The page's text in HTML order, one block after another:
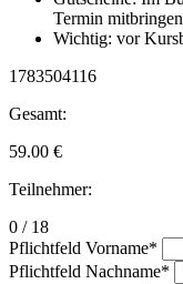
Termin
Wichtig: vor
1783504116
Gesamt:
59.00 €
Teilnehmer:
0 / 18
Pflichtfeld Vorname*
Pflichtfeld Nachname*